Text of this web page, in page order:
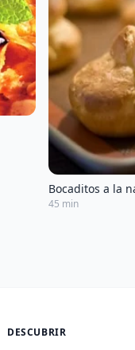
Bocaditos a la
45 min
DESCUBRIR